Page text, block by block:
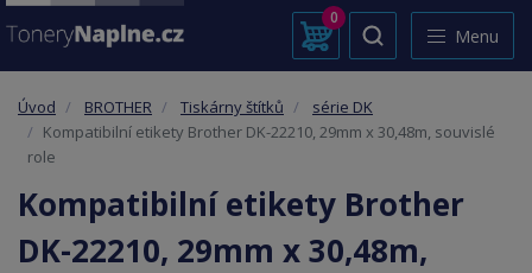
0
Menu
Úvod BROTHER Tiskárny štítků
série DK
Kompatibilní etikety Brother DK-22210, 29mm x 30,48m, souvislé
role
Kompatibilní etikety Brother
DK-22210, 29mm x 30,48m,